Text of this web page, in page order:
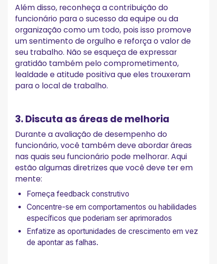
Além disso, reconheça a contribuição do
funcionário para o sucesso da equipe ou da
organização como um todo, pois isso promove
um sentimento de orgulho e reforça o valor de
seu trabalho. Não se esqueça de expressar
gratidão também pelo comprometimento,
lealdade e atitude positiva que eles trouxeram
para o local de trabalho.
3. Discuta as áreas de melhoria
Durante a avaliação de desempenho do
funcionário, você também deve abordar áreas
nas quais seu funcionário pode melhorar. Aqui
estão algumas diretrizes que você deve ter em
mente:
Forneça feedback construtivo
Concentre-se em comportamentos ou habilidades
específicos que poderiam ser aprimorados
Enfatize as oportunidades de crescimento em vez
de apontar as falhas.